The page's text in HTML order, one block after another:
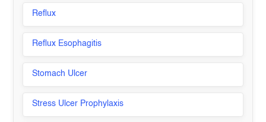
Reflux
Reflux Esophagitis
Stomach Ulcer
Stress Ulcer Prophylaxis